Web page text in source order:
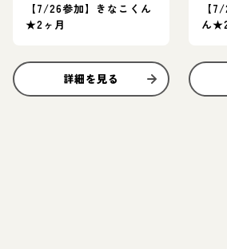
【7/26参加】きなこくん
★2ヶ月
詳細を見る
【
ん